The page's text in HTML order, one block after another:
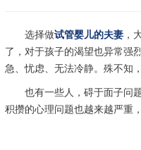
选择做试管婴儿的夫妻 ，
了，对于孩子的渴望也异常强
急、忧虑、无法冷静。殊不知
也有一些人，碍于面子问
积攒的心理问题也越来越严重